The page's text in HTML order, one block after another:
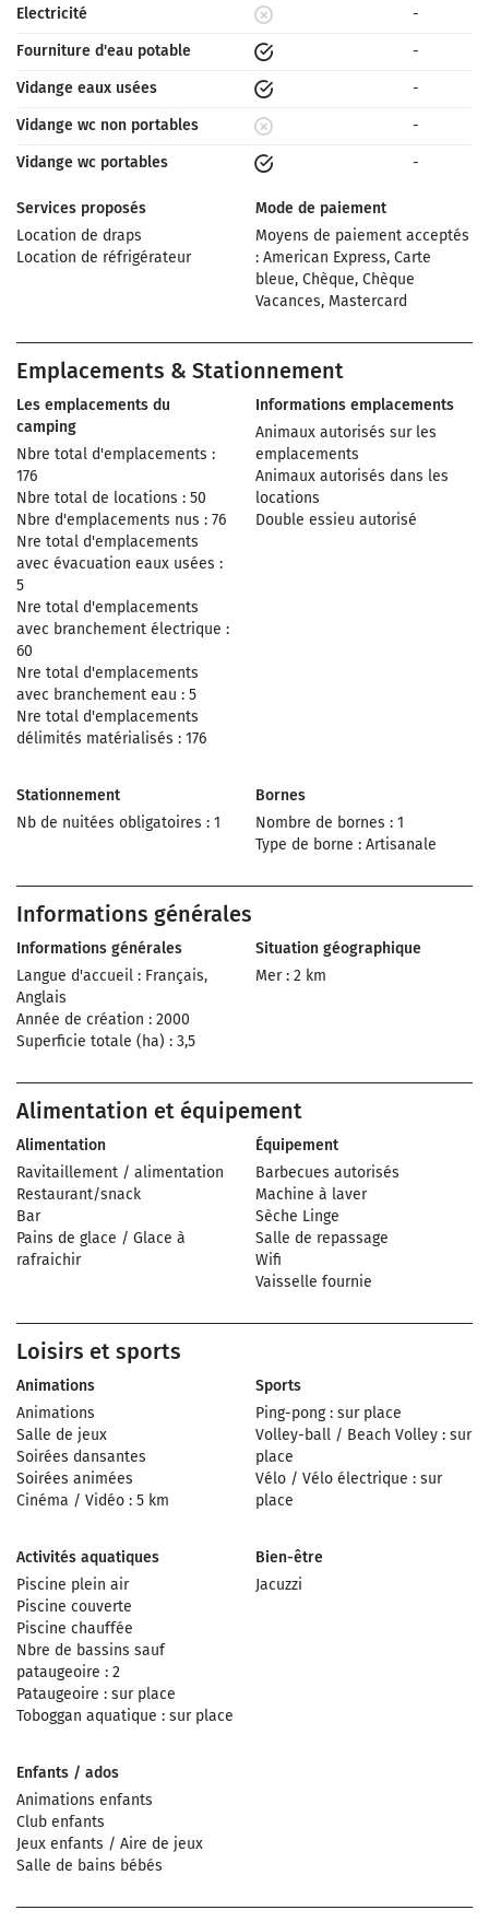
Electricité
-
Fourniture d'eau potable
-
Vidange eaux usées
-
Vidange wc non portables
-
Vidange wc portables
-
Services proposés
Location de draps
Location de réfrigérateur
Mode de paiement
Moyens de paiement acceptés
: American Express, Carte
bleue, Chèque, Chèque
Vacances, Mastercard
Emplacements & Stationnement
Les emplacements du
camping
Nbre total d'emplacements :
176
Nbre total de locations : 50
Nbre d'emplacements nus : 76
Nre total d'emplacements
avec évacuation eaux usées :
5
Nre total d'emplacements
avec branchement électrique :
60
Nre total d'emplacements
avec branchement eau : 5
Nre total d'emplacements
délimités matérialisés : 176
Informations emplacements
Animaux autorisés sur les
emplacements
Animaux autorisés dans les
locations
Double essieu autorisé
Stationnement
Nb de nuitées obligatoires : 1
Bornes
Nombre de bornes : 1
Type de borne : Artisanale
Informations générales
Informations générales
Langue d'accueil : Français,
Anglais
Année de création : 2000
Superficie totale (ha) : 3,5
Situation géographique
Mer : 2 km
Alimentation et équipement
Alimentation
Ravitaillement / alimentation
Restaurant/snack
Bar
Pains de glace / Glace à
rafraichir
Équipement
Barbecues autorisés
Machine à laver
Sèche Linge
Salle de repassage
Wifi
Vaisselle fournie
Loisirs et sports
Animations
Animations
Salle de jeux
Soirées dansantes
Soirées animées
Cinéma / Vidéo : 5 km
Sports
Ping-pong : sur place
Volley-ball / Beach Volley : sur
place
Vélo / Vélo électrique : sur
place
Activités aquatiques
Piscine plein air
Piscine couverte
Piscine chauffée
Nbre de bassins sauf
pataugeoire : 2
Pataugeoire : sur place
Toboggan aquatique : sur place
Bien-être
Jacuzzi
Enfants / ados
Animations enfants
Club enfants
Jeux enfants / Aire de jeux
Salle de bains bébés